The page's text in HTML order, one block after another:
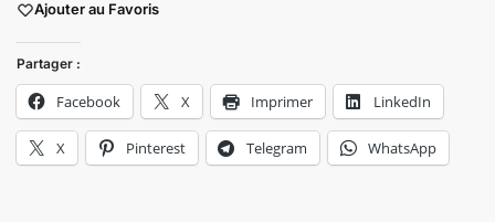
Ajouter au Favoris
Partager :
Facebook X Imprimer LinkedIn
X Pinterest Telegram WhatsApp